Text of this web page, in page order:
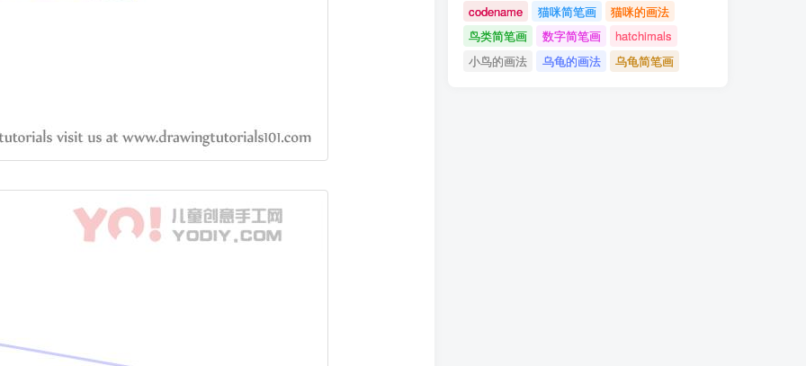
codename
猫咪简笔画
猫咪的画法
鸟类简笔画
数字简笔画
hatchimals
小鸟的画法
乌龟的画法 乌龟简笔画